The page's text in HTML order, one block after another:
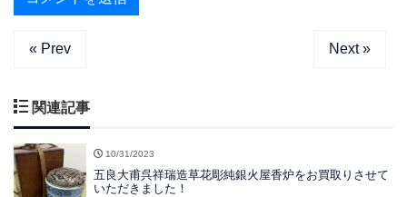
« Prev Next »
関連記事
10/31/2023
五良大甫呉祥瑞造草花彫純銀火屋香炉をお買取りさせて
いただきました！